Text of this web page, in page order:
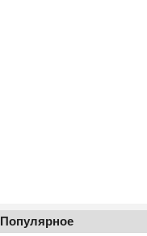
Популярное